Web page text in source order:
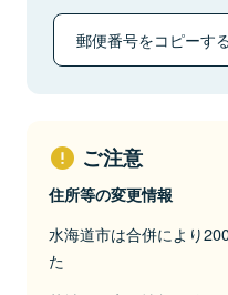
郵便番号をコピーす
ご注意
住所等の変更情報
水海道市は合併により
た